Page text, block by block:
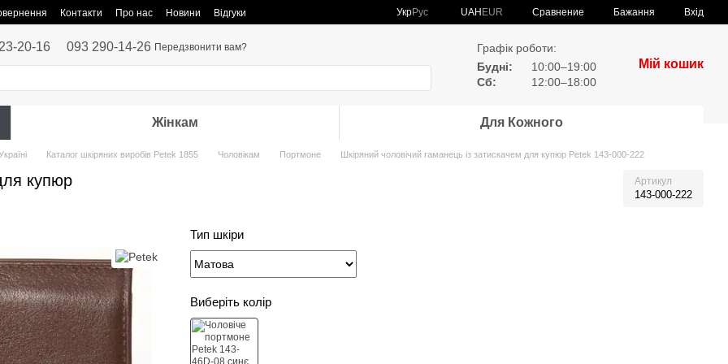
Контакти Про нас Новини
Відгуки
УкрРус UAH EUR Сравнение Бажання Вхід
20-16 093 290-14-26 Передзвонити вам?
Графік роботи:
Будні:
10:00–19:00
Сб:
12:00–18:00
Мій кошик
Жінкам Для Кожного
Каталог шкіряних виробів Petek 1855 Чоловікам Портмоне Шкіряний чоловічий гаманець із затискачем для купюр Petek 143-000-222
купюр Артикул
143-000-222
Тип шкіри
Виберіть колір